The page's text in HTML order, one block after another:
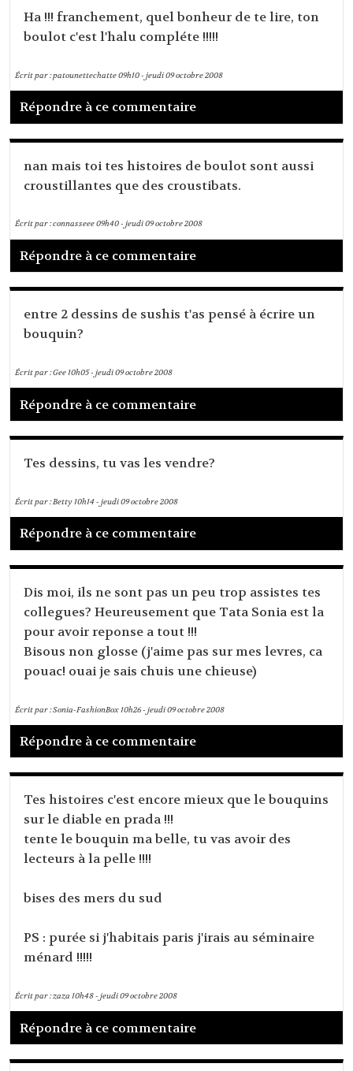
Ha !!! franchement, quel bonheur de te lire, ton
boulot c'est l'halu compléte !!!!!
Écrit par :patounettechatte09h10-jeudi 09octobre 2008
Répondre à ce commentaire
nan mais toi tes histoires de boulot sont aussi
croustillantes que des croustibats.
Écrit par :connasseee09h40-jeudi 09octobre 2008
Répondre à ce commentaire
entre 2 dessins de sushis t'as pensé à écrire un
bouquin?
Écrit par :Gee10h05-jeudi 09octobre 2008
Répondre à ce commentaire
Tes dessins, tu vas les vendre?
Écrit par :Betty10h14-jeudi 09octobre 2008
Répondre à ce commentaire
Dis moi, ils ne sont pas un peu trop assistes tes
collegues? Heureusement que Tata Sonia est la
pour avoir reponse a tout !!!
Bisous non glosse (j'aime pas sur mes levres, ca
pouac! ouai je sais chuis une chieuse)
Écrit par :Sonia-FashionBox 10h26-jeudi 09octobre 2008
Répondre à ce commentaire
Tes histoires c'est encore mieux que le bouquins
sur le diable en prada !!!
tente le bouquin ma belle, tu vas avoir des
lecteurs à la pelle !!!!
bises des mers du sud
PS : purée si j'habitais paris j'irais au séminaire
ménard !!!!!
Écrit par :zaza 10h48-jeudi 09octobre 2008
Répondre à ce commentaire